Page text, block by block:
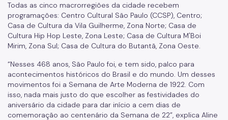
Todas as cinco macrorregiões da cidade recebem
programações: Centro Cultural São Paulo (CCSP), Centro;
Casa de Cultura da Vila Guilherme, Zona Norte; Casa de
Cultura Hip Hop Leste, Zona Leste; Casa de Cultura M'Boi
Mirim, Zona Sul; Casa de Cultura do Butantã, Zona Oeste.
“Nesses 468 anos, São Paulo foi, e tem sido, palco para
acontecimentos históricos do Brasil e do mundo. Um desses
movimentos foi a Semana de Arte Moderna de 1922. Com
isso, nada mais justo do que escolher as festividades do
aniversário da cidade para dar início a cem dias de
comemoração ao centenário da Semana de 22”, explica Aline